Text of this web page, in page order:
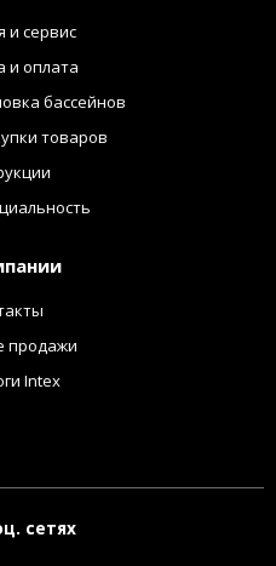
и сервис
и оплата
бассейнов
товаров
продажи
Intex
сетях